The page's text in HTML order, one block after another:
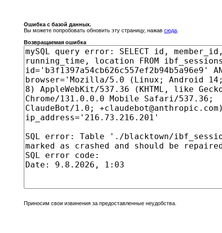
Ошибка с базой данных.
Вы можете попробовать обновить эту страницу, нажав сюда
Возвращаемая ошибка
Приносим свои извинения за предоставленные неудобства.